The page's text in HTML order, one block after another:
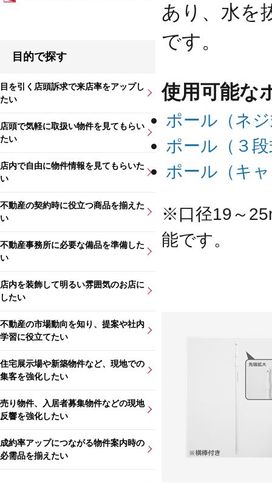
目的で探す
目を引く店頭訴求で来店率をアップし
たい
店頭で気軽に取扱い物件を見てもらい
たい
店内で自由に物件情報を見てもらいた
い
不動産の契約時に役立つ商品を揃えた
い
不動産事務所に必要な備品を準備した
い
店内を装飾して明るい雰囲気のお店に
したい
不動産の市場動向を知り、提案や社内
学習に役立てたい
住宅展示場や新築物件など、現地での
集客を強化したい
売り物件、入居者募集物件などの現地
反響を強化したい
成約率アップにつながる物件案内時の
必需品を揃えたい
あり、水を
です。
使用可能な
ポール（ネ
ポール（３
ポール（キ
※口径19～
能です。